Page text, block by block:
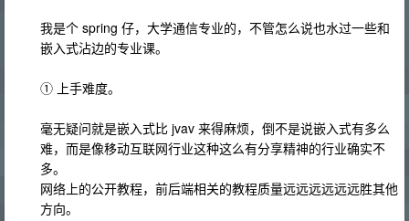
我是个 spring 仔，大学通信专业的，不管怎么说也水过一些和
嵌入式沾边的专业课。
① 上手难度。
毫无疑问就是嵌入式比 jvav 来得麻烦，倒不是说嵌入式有多么
难，而是像移动互联网行业这种这么有分享精神的行业确实不
多。
网络上的公开教程，前后端相关的教程质量远远远远远远胜其他
方向。